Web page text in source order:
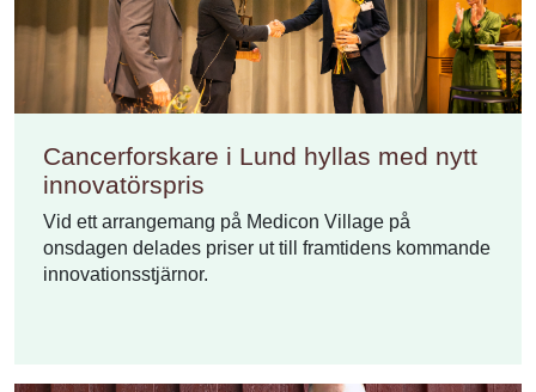
Cancerforskare i Lund hyllas med nytt
innovatörspris
Vid ett arrangemang på Medicon Village på
onsdagen delades priser ut till framtidens kommande
innovationsstjärnor.